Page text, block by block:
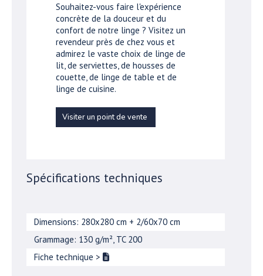
Souhaitez-vous faire l'expérience
concrète de la douceur et du
confort de notre linge ? Visitez un
revendeur près de chez vous et
admirez le vaste choix de linge de
lit, de serviettes, de housses de
couette, de linge de table et de
linge de cuisine.
Visiter un point de vente
Spécifications techniques
Dimensions: 280x280 cm + 2/60x70 cm
Grammage: 130 g/m², TC 200
Fiche technique >